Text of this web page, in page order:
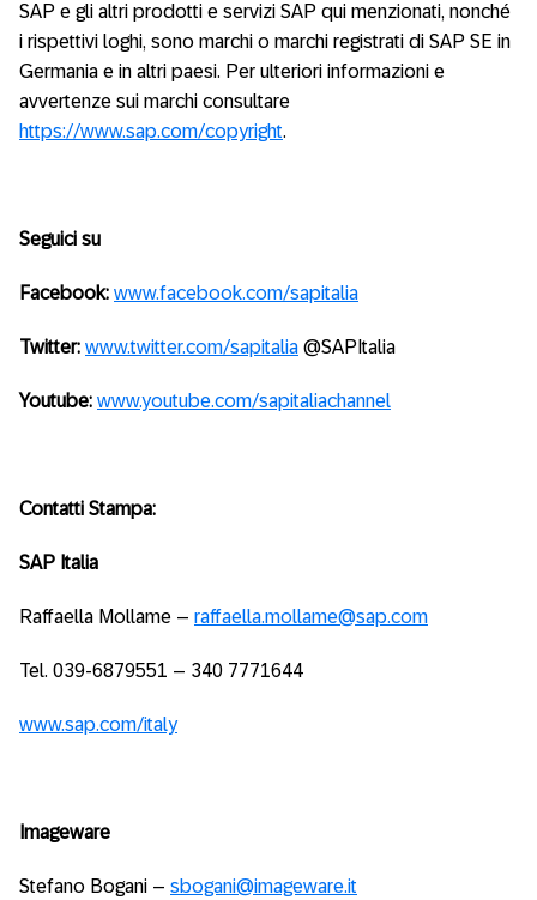
SAP e gli altri prodotti e servizi SAP qui menzionati, nonché
i rispettivi loghi, sono marchi o marchi registrati di SAP SE in
Germania e in altri paesi. Per ulteriori informazioni e
avvertenze sui marchi consultare
https://www.sap.com/copyright.
Seguici su
Facebook: www.facebook.com/sapitalia
Twitter: www.twitter.com/sapitalia @SAPItalia
Youtube: www.youtube.com/sapitaliachannel
Contatti Stampa:
SAP Italia
Raffaella Mollame – raffaella.mollame@sap.com
Tel. 039-6879551 – 340 7771644
www.sap.com/italy
Imageware
Stefano Bogani – sbogani@imageware.it